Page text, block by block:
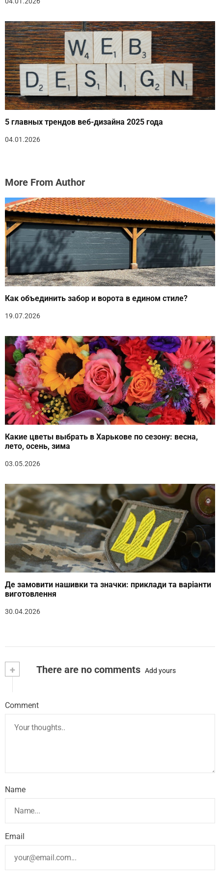
5 главных трендов веб-дизайна 2025 года
04.01.2026
More From Author
Как объединить забор и ворота в едином стиле?
19.07.2026
Какие цветы выбрать в Харькове по сезону: весна,
лето, осень, зима
03.05.2026
Де замовити нашивки та значки: приклади та варіанти
виготовлення
30.04.2026
+ There are no comments Add yours
Comment
Name
Email